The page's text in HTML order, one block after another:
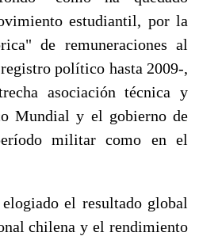
estudiantil, por la
de remuneraciones al
político hasta 2009-,
asociación técnica y
Mundial y el gobierno de
militar como en el
el resultado global
chilena y el rendimiento